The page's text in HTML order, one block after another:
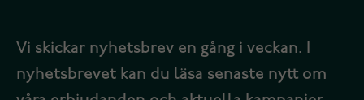
Vi skickar nyhetsbrev en gång i veckan. I
nyhetsbrevet kan du läsa senaste nytt om